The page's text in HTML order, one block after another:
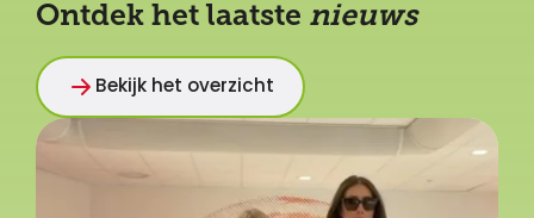
Ontdek het laatste nieuws
Bekijk het overzicht